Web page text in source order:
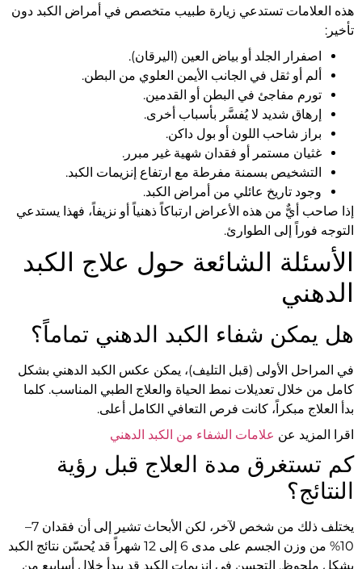
هذه العلامات تستدعي زيارة طبيب متخصص في أمراض الكبد دون
تأخير:
اصفرار الجلد أو بياض العين (اليرقان).
ألم أو ثقل في الجانب الأيمن العلوي من البطن.
تورم مفاجئ في البطن أو القدمين.
إرهاق شديد لا يُفسَّر بأسباب أخرى.
براز شاحب اللون أو بول داكن.
غثيان مستمر أو فقدان شهية غير مبرر.
التشخيص بسمنة مفرطة مع ارتفاع إنزيمات الكبد.
وجود تاريخ عائلي من أمراض الكبد.
إذا صاحب أيٌّ من هذه الأعراض ارتباكاً ذهنياً أو نزيفاً، فهذا يستدعي
التوجه فوراً إلى الطوارئ.
الأسئلة الشائعة حول علاج الكبد
الدهني
هل يمكن شفاء الكبد الدهني تماماً؟
في المراحل الأولى (قبل التليف)، يمكن عكس الكبد الدهني بشكل
كامل من خلال تعديلات نمط الحياة والعلاج الطبي المناسب. كلما
بدأ العلاج مبكراً، كانت فرص التعافي الكامل أعلى.
اقرا المزيد عن علامات الشفاء من الكبد الدهني
كم تستغرق مدة العلاج قبل رؤية
النتائج؟
يختلف ذلك من شخص لآخر، لكن الأبحاث تشير إلى أن فقدان 7–
10% من وزن الجسم على مدى 6 إلى 12 شهراً قد يُحسّن نتائج الكبد
بشكل ملحوظ. التحسن في إنزيمات الكبد قد يبدأ خلال أسابيع من